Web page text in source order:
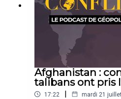
Afghanistan :
talibans ont pris
17:22 | mardi 21